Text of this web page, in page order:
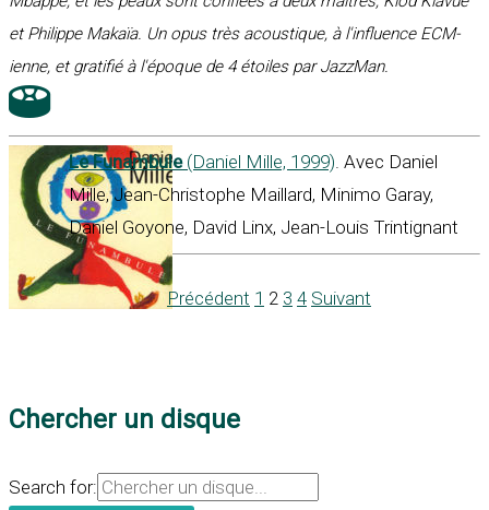
et Philippe Makaïa. Un opus très acoustique, à l'influence ECM-
ienne, et gratifié à l'époque de 4 étoiles par JazzMan.
Le Funambule(Daniel Mille, 1999). Avec Daniel
Mille, Jean-Christophe Maillard, Minimo Garay,
Daniel Goyone, David Linx, Jean-Louis Trintignant
Précédent 1 2 3 4 Suivant
Chercher un disque
Search for: